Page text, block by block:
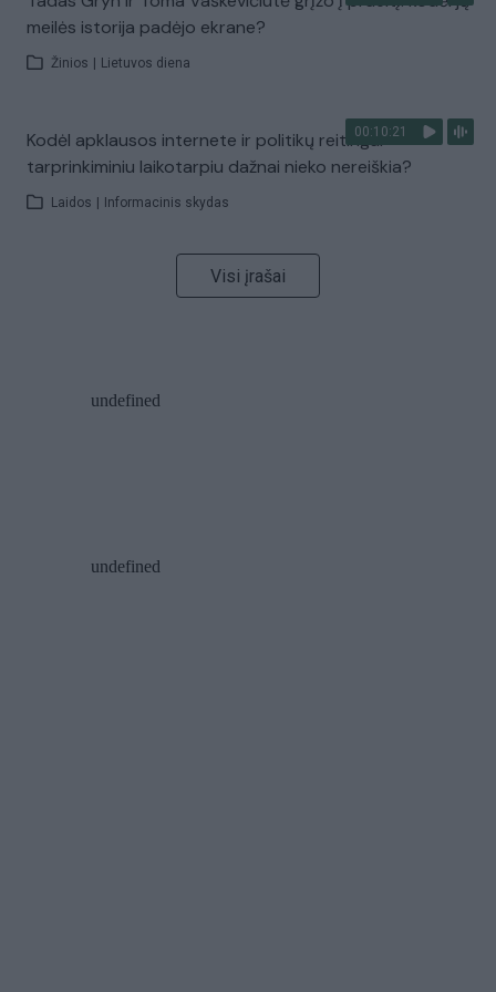
meilės istorija padėjo ekrane?
Žinios Lietuvos diena
00:10:21
Kodėl apklausos internete ir politikų reitingai
tarprinkiminiu laikotarpiu dažnai nieko nereiškia?
Laidos Informacinis skydas
Visi įrašai